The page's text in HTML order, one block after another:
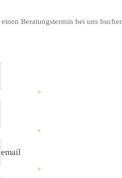
Beratungstermin bei uns
email